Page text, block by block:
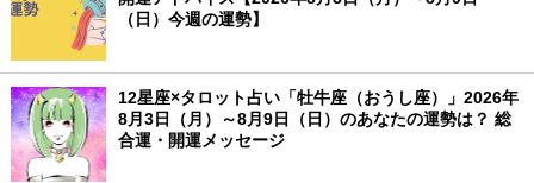
（日）今週の運勢】
12星座×タロット占い「牡牛座（おうし座）」2026年
8月3日（月）～8月9日（日）のあなたの運勢は？ 総
合運・開運メッセージ